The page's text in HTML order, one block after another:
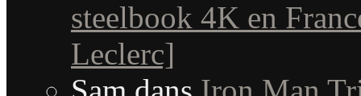
steelbook 4K en
Leclerc]